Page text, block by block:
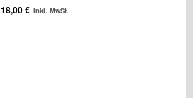
18,00€ inkl. MwSt.